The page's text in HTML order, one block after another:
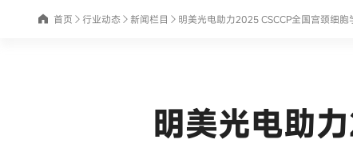
首页 行业动态 新闻栏目 明美光电助力2025 CSCCP全国宫颈细
明美光电助